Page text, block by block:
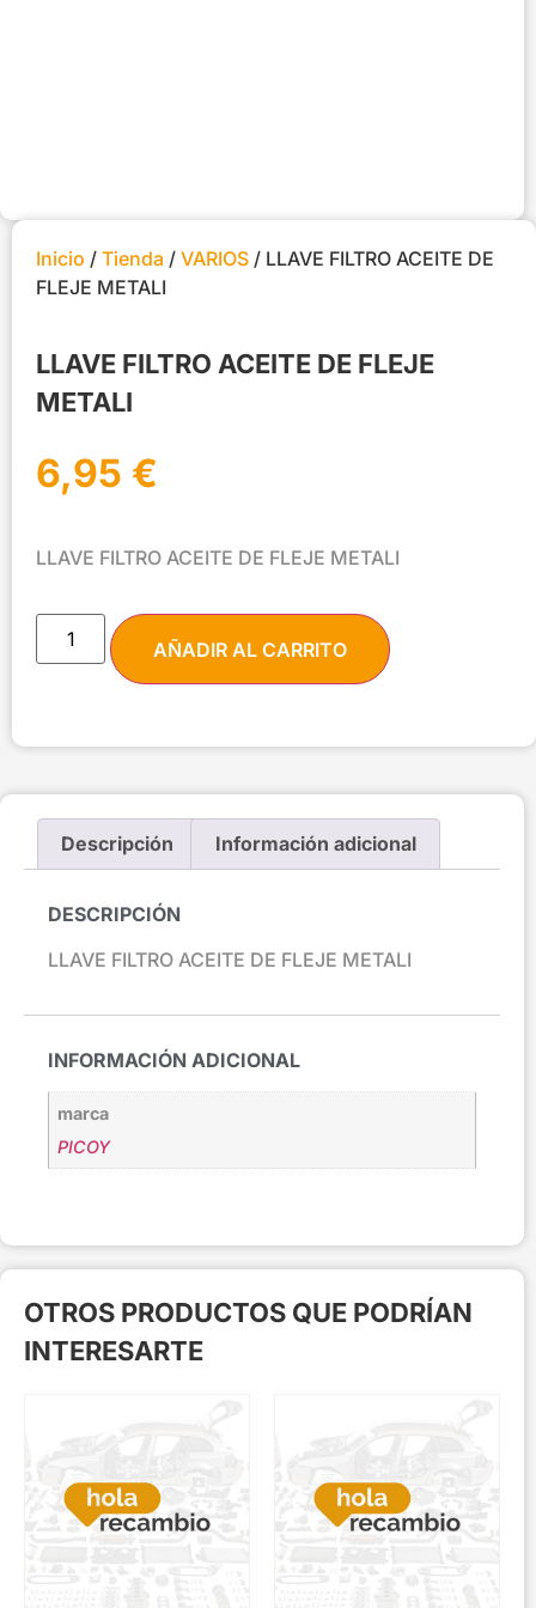
Inicio / Tienda / VARIOS / LLAVE FILTRO ACEITE DE
FLEJE METALI
LLAVE FILTRO ACEITE DE FLEJE
METALI
6,95 €
LLAVE FILTRO ACEITE DE FLEJE METALI
AÑADIR AL CARRITO
Descripción Información adicional
DESCRIPCIÓN
LLAVE FILTRO ACEITE DE FLEJE METALI
INFORMACIÓN ADICIONAL
marca
PICOY
OTROS PRODUCTOS QUE PODRÍAN
INTERESARTE